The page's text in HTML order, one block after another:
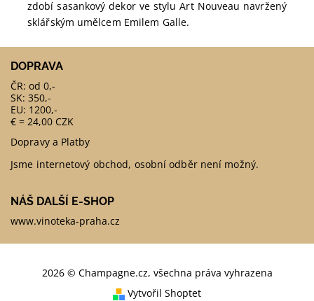
zdobí sasankový dekor ve stylu Art Nouveau navržený
sklářským umělcem Emilem Galle.
DOPRAVA
ČR: od 0,-
SK: 350,-
EU: 1200,-
€ = 24,00 CZK
Dopravy a Platby
Jsme internetový obchod, osobní odběr není možný.
NÁŠ DALŠÍ E-SHOP
www.vinoteka-praha.cz
2026 © Champagne.cz, všechna práva vyhrazena
Vytvořil Shoptet